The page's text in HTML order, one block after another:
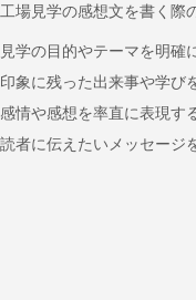
工場見学の感想文を書く際
見学の目的やテーマを明確
印象に残った出来事や学び
感情や感想を率直に表現す
読者に伝えたいメッセージ